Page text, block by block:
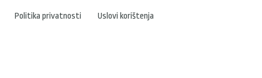
Politika privatnosti Uslovi korištenja